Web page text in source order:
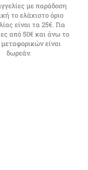
με παράδοση
το ελάχιστο όριο
είναι τα 25€. Για
από 50€ και άνω το
είναι
δωρεάν.